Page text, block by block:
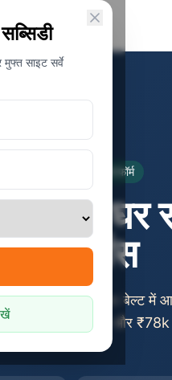
NGO · अवेयरनेस प्लेटफॉर्म
सूर्य घर
गाइडेंस
JVVNL के 50 km बेल्ट
स्लैब क्रॉस करता है और ₹78k
साइट सर्वे